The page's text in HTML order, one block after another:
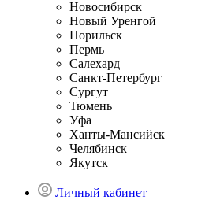
Новосибирск
Новый Уренгой
Норильск
Пермь
Салехард
Санкт-Петербург
Сургут
Тюмень
Уфа
Ханты-Мансийск
Челябинск
Якутск
Личный кабинет